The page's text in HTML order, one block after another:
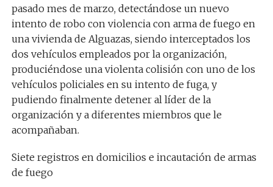
pasado mes de marzo, detectándose un nuevo
intento de robo con violencia con arma de fuego en
una vivienda de Alguazas, siendo interceptados los
dos vehículos empleados por la organización,
produciéndose una violenta colisión con uno de los
vehículos policiales en su intento de fuga, y
pudiendo finalmente detener al líder de la
organización y a diferentes miembros que le
acompañaban.
Siete registros en domicilios e incautación de armas
de fuego